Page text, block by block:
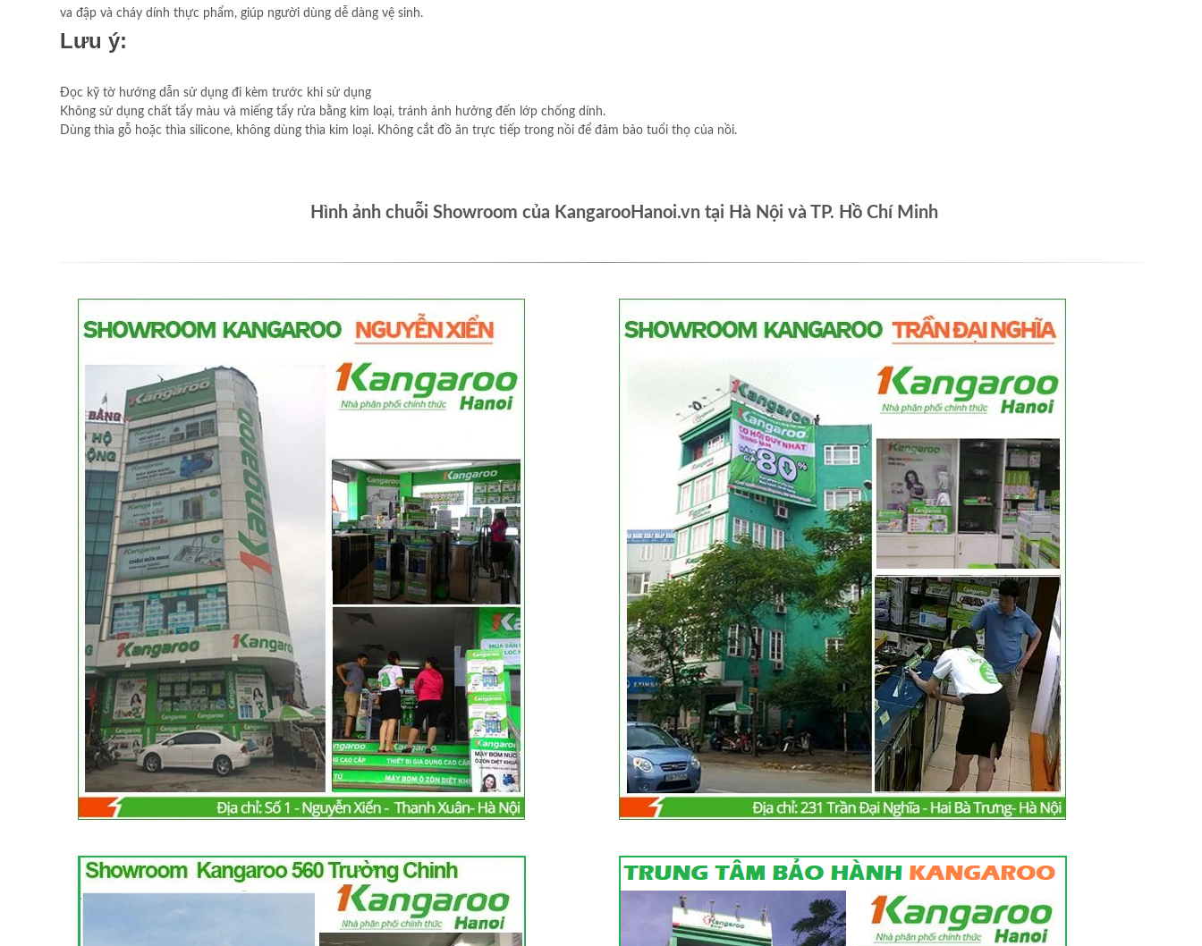
va đập và cháy dính thực phẩm, giúp người dùng dễ dàng vệ sinh.
Lưu ý:
Đọc kỹ tờ hướng dẫn sử dụng đi kèm trước khi sử dụng
Không sử dụng chất tẩy màu và miếng tẩy rửa bằng kim loại, tránh ảnh hưởng đến lớp chống dính.
Dùng thìa gỗ hoặc thìa silicone, không dùng thìa kim loại. Không cắt đồ ăn trực tiếp trong nồi để đảm bảo tuổi thọ của nồi.
Hình ảnh chuỗi Showroom của KangarooHanoi.vn tại Hà Nội và TP. Hồ Chí Minh